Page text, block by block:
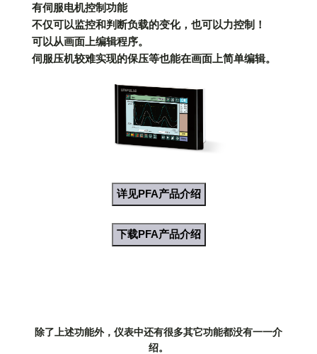
有伺服电机控制功能
不仅可以监控和判断负载的变化，也可以力控制！
可以从画面上编辑程序。
伺服压机较难实现的保压等也能在画面上简单编辑。
详见PFA产品介绍
下载PFA产品介绍
除了上述功能外，仪表中还有很多其它功能都没有一一介
绍。